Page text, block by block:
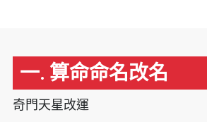
一. 算命命名改名
奇門天星改運